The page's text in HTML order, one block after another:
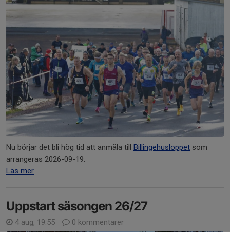
Nu börjar det bli hög tid att anmäla till Billingehusloppet som
arrangeras 2026-09-19.
Läs mer
Uppstart säsongen 26/27
4 aug, 19:55 0 kommentarer